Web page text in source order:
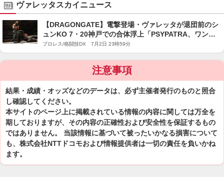
ヴァレッタスカイニュース
【DRAGONGATE】電撃登場・ヴァレッタが退団前のシ
ュンKO 7・20神戸での合体浮上「PSYPATRA、ワン・
モア・タイム」
プロレス/格闘技DX 7月2日 23時59分
注意事項
結果・成績・オッズなどのデータは、必ず主催者発行のものと照合
し確認してください。
本サイトのページ上に掲載されている情報の内容に関しては万全を
期しておりますが、その内容の正確性および安全性を保証するもの
ではありません。 当該情報に基づいて被ったいかなる損害について
も、株式会社NTTドコモおよび情報提供者は一切の責任を負いかね
ます。